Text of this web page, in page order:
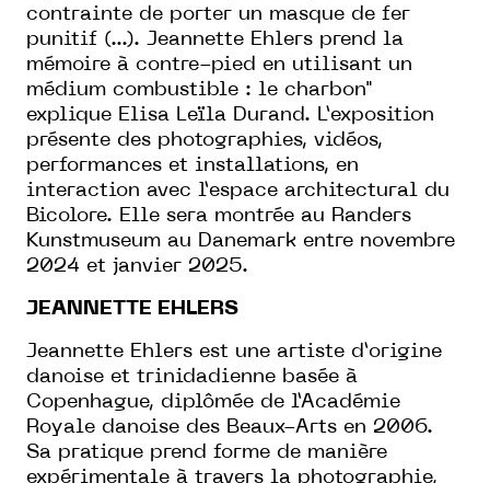
contrainte de porter un masque de fer
punitif (...). Jeannette Ehlers prend la
mémoire à contre-pied en utilisant un
médium combustible : le charbon"
explique Elisa Leïla Durand. L’exposition
présente des photographies, vidéos,
performances et installations, en
interaction avec l’espace architectural du
Bicolore. Elle sera montrée au Randers
Kunstmuseum au Danemark entre novembre
2024 et janvier 2025.
JEANNETTE EHLERS
Jeannette Ehlers est une artiste d’origine
danoise et trinidadienne basée à
Copenhague, diplômée de l’Académie
Royale danoise des Beaux-Arts en 2006.
Sa pratique prend forme de manière
expérimentale à travers la photographie,